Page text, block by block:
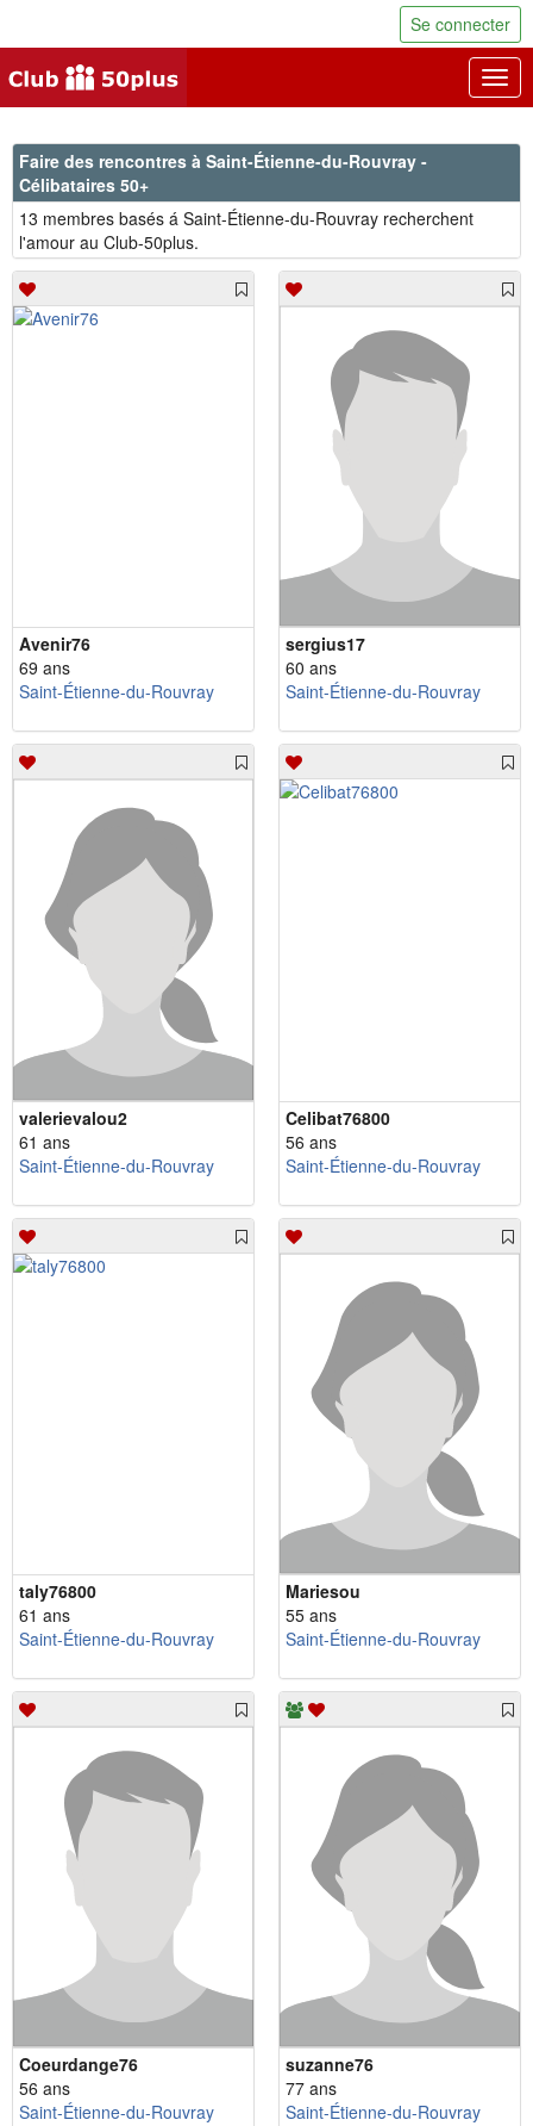
Se connecter
Faire des rencontres à Saint-Étienne-du-Rouvray -
Célibataires 50+
13 membres basés á Saint-Étienne-du-Rouvray recherchent
l'amour au Club-50plus.
Avenir76
69 ans
Saint-Étienne-du-Rouvray
sergius17
60 ans
Saint-Étienne-du-Rouvray
valerievalou2
61 ans
Saint-Étienne-du-Rouvray
Celibat76800
56 ans
Saint-Étienne-du-Rouvray
taly76800
61 ans
Saint-Étienne-du-Rouvray
Mariesou
55 ans
Saint-Étienne-du-Rouvray
Coeurdange76
56 ans
Saint-Étienne-du-Rouvray
suzanne76
77 ans
Saint-Étienne-du-Rouvray